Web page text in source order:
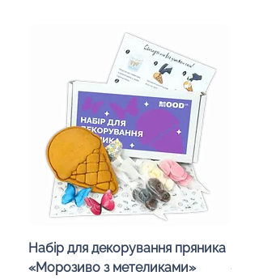
Набір для декорування пряника
«Морозиво з метеликами»